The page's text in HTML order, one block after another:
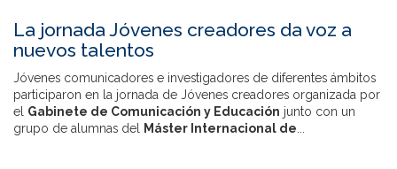
La jornada Jóvenes creadores da voz a
nuevos talentos
Jóvenes comunicadores e investigadores de diferentes ámbitos
participaron en la jornada de Jóvenes creadores organizada por
el Gabinete de Comunicación y Educación junto con un
grupo de alumnas del Máster Internacional de...